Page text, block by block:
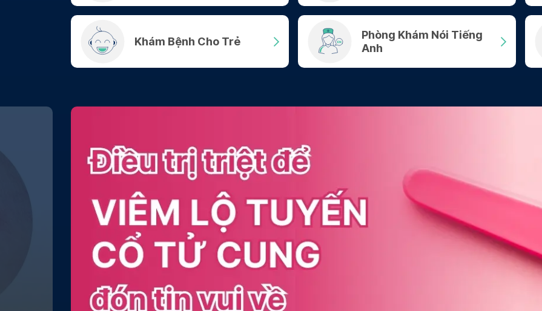
Khám Bệnh Cho Trẻ
Phòng Khám Nói Tiếng
Anh